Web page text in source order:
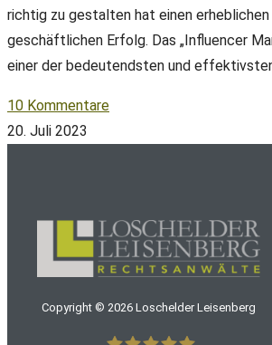
richtig zu gestalten hat einen erheblichen
geschäftlichen Erfolg. Das „Influencer
einer der bedeutendsten und
10 Kommentare
20. Juli 2023
Copyright © 2026 Loschelder Leisenberg